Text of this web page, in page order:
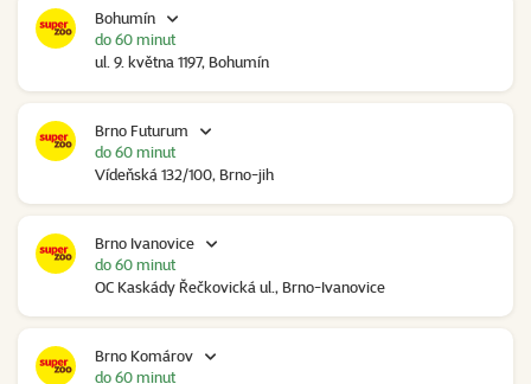
Bohumín
ul. 9. května 1197, Bohumín
do 60 minut
Brno Futurum
Vídeňská 132/100, Brno-jih
do 60 minut
Brno Ivanovice
OC Kaskády Řečkovická ul., Brno-Ivanovice
do 60 minut
Brno Komárov
do 60 minut